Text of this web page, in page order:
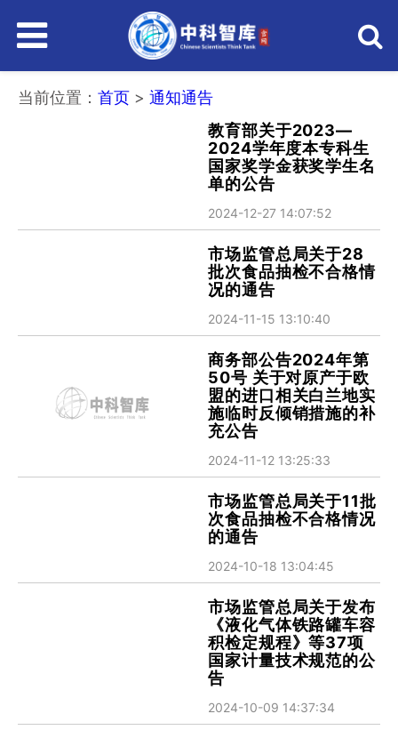
主
菜
当前位置： 首页 > 通知通告
教育部关于2023—
2024学年度本专科生
国家奖学金获奖学生名
单的公告
2024-12-27 14:07:52
市场监管总局关于28
批次食品抽检不合格情
况的通告
2024-11-15 13:10:40
商务部公告2024年第
50号 关于对原产于欧
盟的进口相关白兰地实
施临时反倾销措施的补
充公告
2024-11-12 13:25:33
市场监管总局关于11批
次食品抽检不合格情况
的通告
2024-10-18 13:04:45
市场监管总局关于发布
《液化气体铁路罐车容
积检定规程》等37项
国家计量技术规范的公
告
2024-10-09 14:37:34